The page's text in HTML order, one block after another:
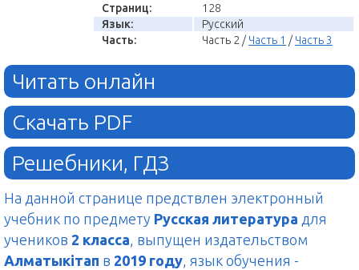
Страниц:
128
Язык:
Русский
Часть:
Часть 2 / Часть 1 / Часть 3
Читать онлайн
Скачать PDF
Решебники, ГДЗ
На данной странице предствлен электронный
учебник по предмету Русская литература для
учеников 2 класса, выпущен издательством
Алматыкітап в 2019 году, язык обучения -